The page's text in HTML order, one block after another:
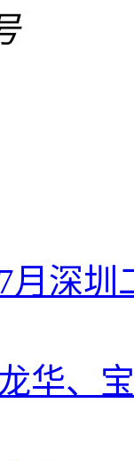
月深
华、